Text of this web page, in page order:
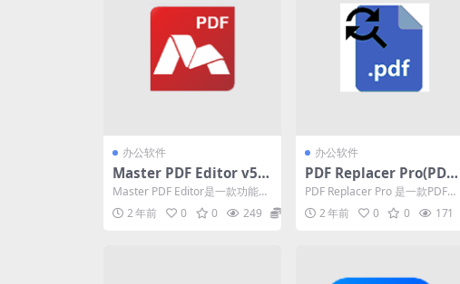
办公软件
Master PDF Editor v5.
9.89 一款功能强大的PDF
编辑器和阅读器
Master PDF Editor是一款功能强
大的PDF编辑器和阅读器。它提
供了...2 年前 0 0 249
办公软件
PDF Replacer Pro(PDF
文本替换) v1.8.9 中文破
解版
PDF Replacer Pro 是一款PDF文
本替换软件。使用该软件您可以
轻松...2 年前 0 0 171